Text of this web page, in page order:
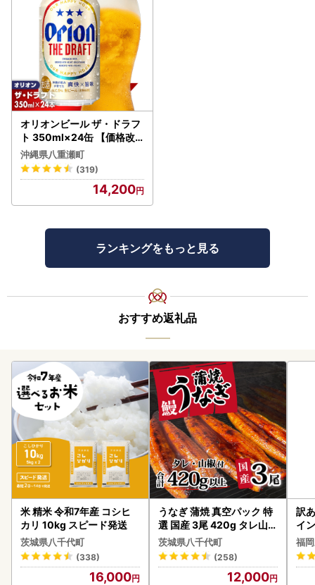
オリオンビール ザ・ドラフ
ト 350ml×24缶 【価格改
定YI】
沖縄県八重瀬町
(319)
14,200
ランキングをもっと見る
おすすめ返礼品
米 精米 令和7年産 コシヒ
カリ 10kg スピード発送
茨城県八千代町
(338)
16,000
うなぎ 蒲焼 真空パック 特
選 国産 3尾 420g タレ山椒
付き うな重 ひつまぶし 訳
あり 茨城 ウナギ 鰻 個包装
人気 美味しい 小分け 八千
茨城県八千代町
(258)
12,000
訳
イ
福